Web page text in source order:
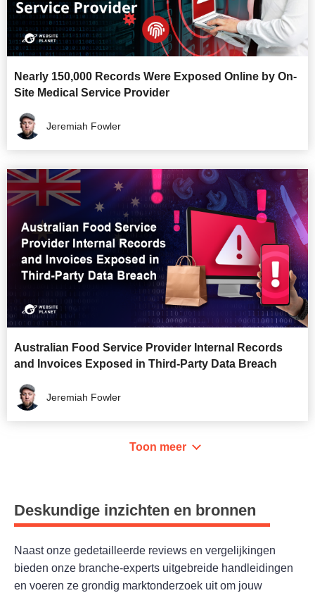
Nearly 150,000 Records Were Exposed Online by On-
Site Medical Service Provider
Jeremiah Fowler
Australian Food Service Provider Internal Records
and Invoices Exposed in Third-Party Data Breach
Jeremiah Fowler
Toon meer
Deskundige inzichten en bronnen
Naast onze gedetailleerde reviews en vergelijkingen
bieden onze branche-experts uitgebreide handleidingen
en voeren ze grondig marktonderzoek uit om jouw